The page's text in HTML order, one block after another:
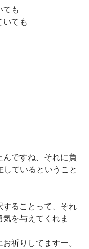
ても
いても
ですね、それに負
ているということ
することって、それ
を与えてくれま
祈りしてますー。